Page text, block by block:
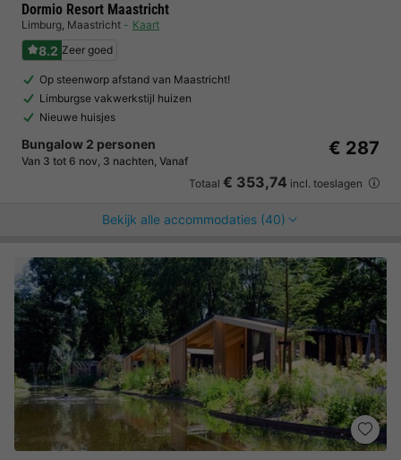
Dormio Resort Maastricht
Limburg, Maastricht Kaart
8.2 Zeer goed
Op steenworp afstand van Maastricht!
Limburgse vakwerkstijl huizen
Nieuwe huisjes
Bungalow 2 personen
Van 3 tot 6 nov, 3 nachten, Vanaf
€ 287
Totaal € 353,74 incl. toeslagen
Bekijk alle accommodaties (40)